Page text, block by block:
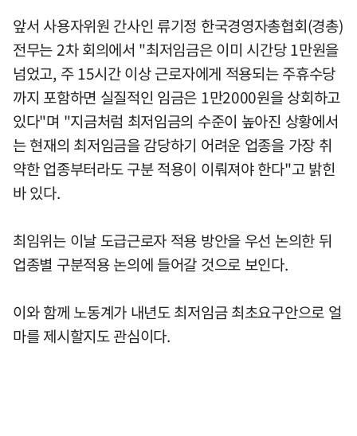
앞서 사용자위원 간사인 류기정 한국경영자총협회(경총)
전무는 2차 회의에서 "최저임금은 이미 시간당 1만원을
넘었고, 주 15시간 이상 근로자에게 적용되는 주휴수당
까지 포함하면 실질적인 임금은 1만2000원을 상회하고
있다"며 "지금처럼 최저임금의 수준이 높아진 상황에서
는 현재의 최저임금을 감당하기 어려운 업종을 가장 취
약한 업종부터라도 구분 적용이 이뤄져야 한다"고 밝힌
바 있다.
최임위는 이날 도급근로자 적용 방안을 우선 논의한 뒤
업종별 구분적용 논의에 들어갈 것으로 보인다.
이와 함께 노동계가 내년도 최저임금 최초요구안으로 얼
마를 제시할지도 관심이다.